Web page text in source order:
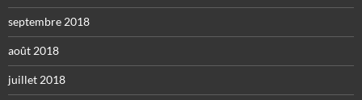
septembre 2018
août 2018
juillet 2018